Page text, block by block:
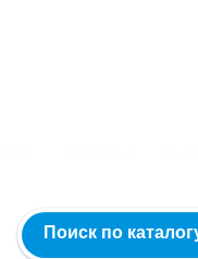
Поиск по